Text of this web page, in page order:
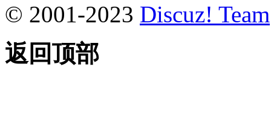
© 2001-2023 Discuz! Team
返回顶部